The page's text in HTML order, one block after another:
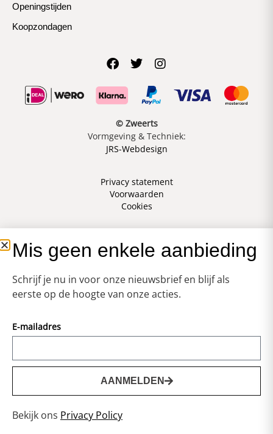
Openingstijden
Koopzondagen
© Zweerts
Vormgeving & Techniek:
JRS-Webdesign
Privacy statement
Voorwaarden
Cookies
Mis geen enkele aanbieding
Schrijf je nu in voor onze nieuwsbrief en blijf als
eerste op de hoogte van onze acties.
E-mailadres
AANMELDEN
Bekijk ons Privacy Policy